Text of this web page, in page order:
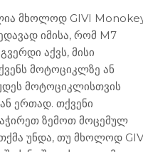
მხოლოდ GIVI
იმისა, რომ M7
აქვს, მისი
მოტოციკლზე ან
მოტოციკლისთვის
ერთად. თქვენი
ზემოთ მოცემულ
უნდა, თუ მხოლოდ